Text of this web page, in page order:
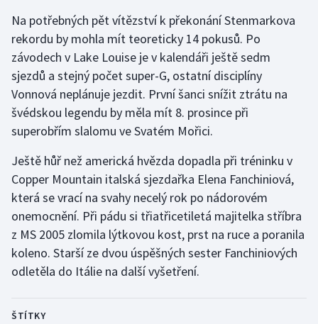
Plážový volejbal
Ragby
Rychlobruslení
Short track
Sportovní střelba
Stolní tenis
Veslování
Na potřebných pět vítězství k překonání Stenmarkova
rekordu by mohla mít teoreticky 14 pokusů. Po
závodech v Lake Louise je v kalendáři ještě sedm
sjezdů a stejný počet super-G, ostatní disciplíny
Vonnová neplánuje jezdit. První šanci snížit ztrátu na
švédskou legendu by měla mít 8. prosince při
superobřím slalomu ve Svatém Mořici.
Ještě hůř než americká hvězda dopadla při tréninku v
Copper Mountain italská sjezdařka Elena Fanchiniová,
která se vrací na svahy necelý rok po nádorovém
onemocnění. Při pádu si třiatřicetiletá majitelka stříbra
z MS 2005 zlomila lýtkovou kost, prst na ruce a poranila
koleno. Starší ze dvou úspěšných sester Fanchiniových
odletěla do Itálie na další vyšetření.
ŠTÍTKY